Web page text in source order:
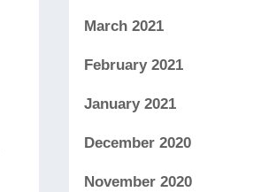
March 2021
February 2021
January 2021
December 2020
November 2020